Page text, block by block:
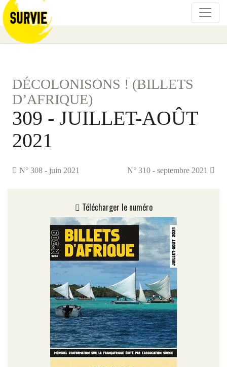
DÉCOLONISONS ! (BILLETS
D’AFRIQUE)
309 - JUILLET-AOÛT
2021
N° 308 - juin 2021 N° 310 - septembre 2021
Télécharger le numéro